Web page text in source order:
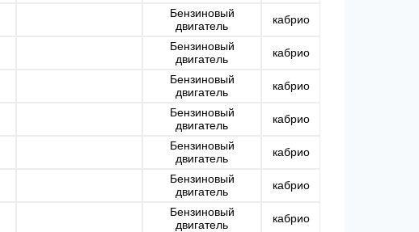
Бензиновый
двигатель
кабрио
Бензиновый
двигатель
кабрио
Бензиновый
двигатель
кабрио
Бензиновый
двигатель
кабрио
Бензиновый
двигатель
кабрио
Бензиновый
двигатель
кабрио
Бензиновый
двигатель
кабрио